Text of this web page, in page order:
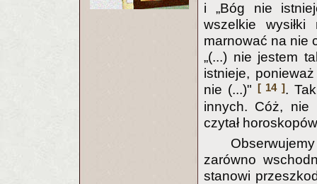
i „Bóg nie
wszelkie
marnować na nie
„(...) nie jestem
istnieje,
nie (...)"
[ 14 ].
innych. Cóż, nie
czytał
zarówno
stanowi